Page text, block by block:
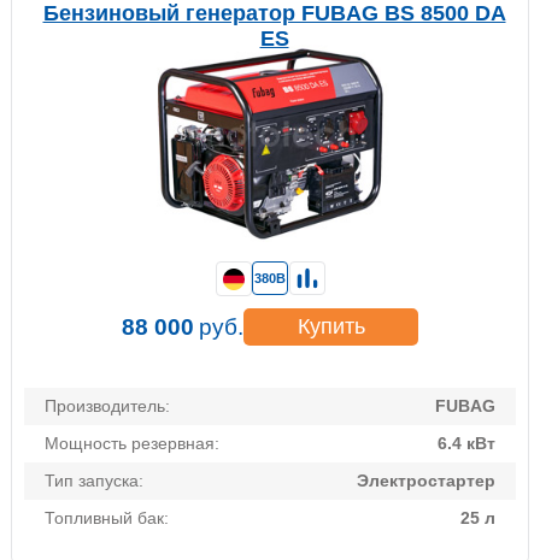
Бензиновый генератор FUBAG BS 8500 DA
ES
Производитель:
FUBAG
Мощность резервная:
6.4 кВт
Тип запуска:
Электростартер
Топливный бак:
25 л
380В
88 000 руб. Купить